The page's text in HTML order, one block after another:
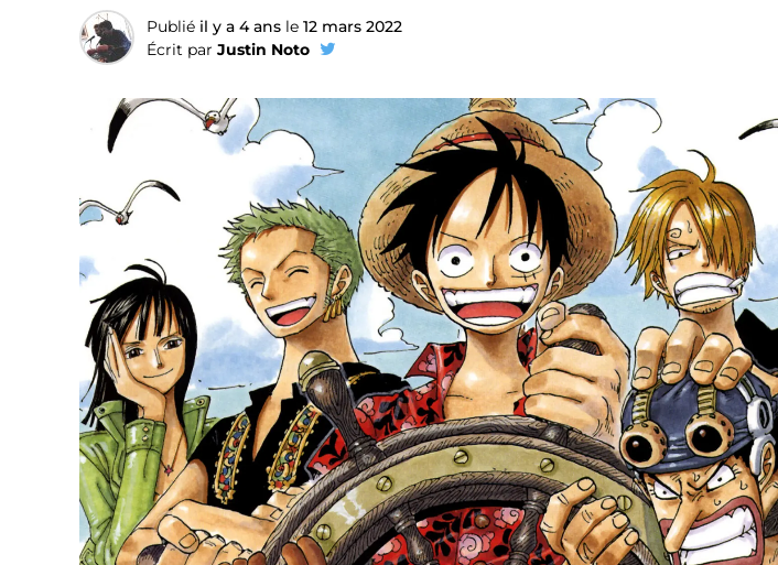
Publié il y a 4 ans le 12 mars 2022
Écrit par Justin Noto